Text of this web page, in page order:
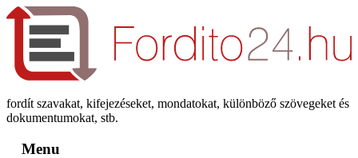
fordít szavakat, kifejezéseket, mondatokat, különböző szövegeket és
dokumentumokat, stb.
Menu